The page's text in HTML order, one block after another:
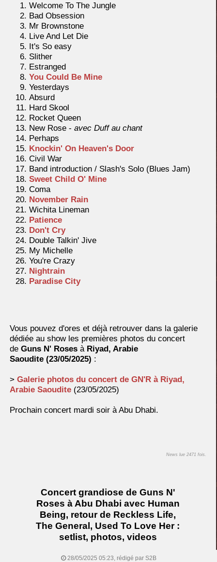
Welcome To The Jungle
Bad Obsession
Mr Brownstone
Live And Let Die
It's So easy
Slither
Estranged
You Could Be Mine
Yesterdays
Absurd
Hard Skool
Rocket Queen
New Rose - avec Duff au chant
Perhaps
Knockin' On Heaven's Door
Civil War
Band introduction / Slash's Solo (Blues Jam)
Sweet Child O' Mine
Coma
November Rain
Wichita Lineman
Patience
Don't Cry
Double Talkin' Jive
My Michelle
You're Crazy
Nightrain
Paradise City
Vous pouvez d'ores et déjà retrouver dans la galerie
dédiée au show les premières photos du concert
de Guns N' Roses à Riyad, Arabie
Saoudite (23/05/2025) :
> Galerie photos du concert de GN'R à Riyad,
Arabie Saoudite (23/05/2025)
Prochain concert mardi soir à Abu Dhabi.
News lue 2471 fois.
Concert grandiose de Guns N'
Roses à Abu Dhabi avec Human
Being, retour de Reckless Life,
The General, Used To Love Her :
setlist, photos, videos
28/05/2025 05:23, rédigé par S2B